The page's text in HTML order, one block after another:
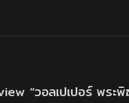
“วอลเปเปอร์ พระพิ